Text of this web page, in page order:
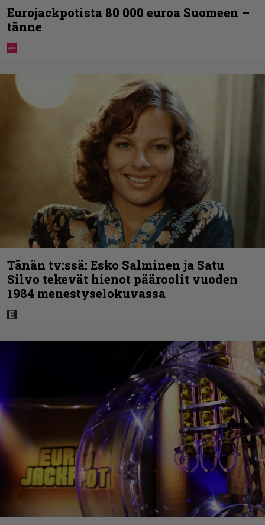
Eurojackpotista 80 000 euroa Suomeen –
tänne
Tänän tv:ssä: Esko Salminen ja Satu
Silvo tekevät hienot pääroolit vuoden
1984 menestyselokuvassa